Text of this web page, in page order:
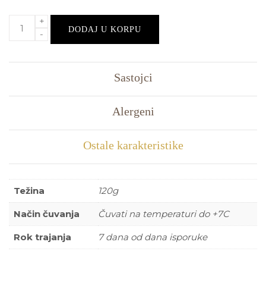
DODAJ U KORPU
Sastojci
Alergeni
Ostale karakteristike
Težina 120g
Način čuvanja Čuvati na temperaturi do +7C
Rok trajanja 7 dana od dana isporuke